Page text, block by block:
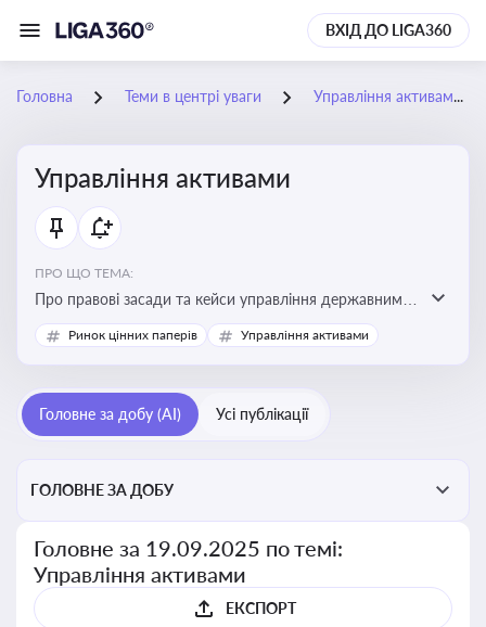
ВХІД ДО LIGA360
Головна Теми в центрі уваги Управління активами
Управління активами
ПРО ЩО ТЕМА:
Про правові засади та кейси управління державними,
комунальними та корпоративними активами, для
юристів і керівників, які відповідають за збереження
Ринок цінних паперів Управління активами
Головне за добу (AI) Усі публікації
ГОЛОВНЕ ЗА ДОБУ
Головне за 19.09.2025 по темі:
Управління активами
ЕКСПОРТ